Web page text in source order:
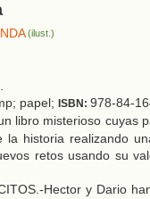
(ilust.)
papel; ISBN: 978-84-
libro misterioso cuyas
historia realizando
retos usando su
Hector y Dario